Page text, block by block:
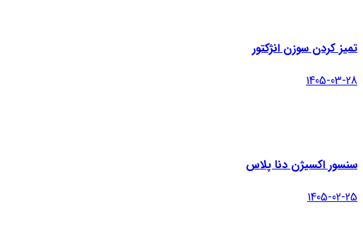
تمیز کردن سوزن انژکتور
1405-03-28
سنسور اکسیژن دنا پلاس
1405-02-25